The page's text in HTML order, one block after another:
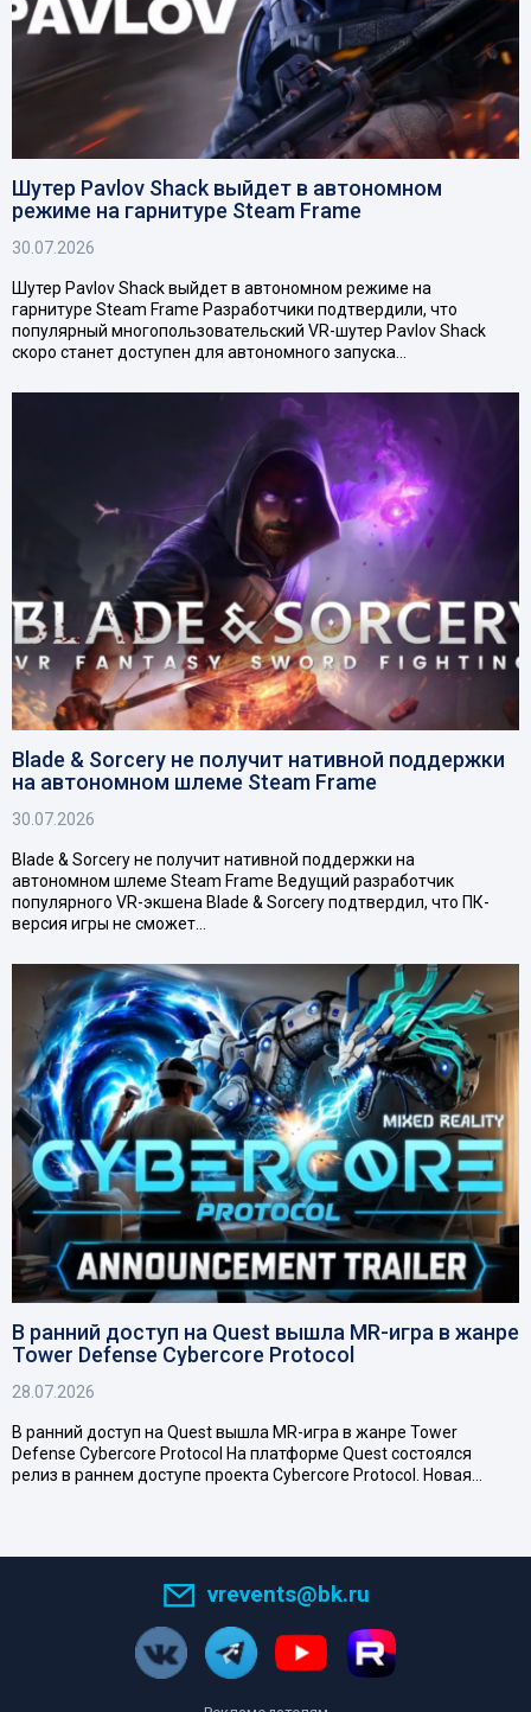
Шутер Pavlov Shack выйдет в автономном
режиме на гарнитуре Steam Frame
30.07.2026
Шутер Pavlov Shack выйдет в автономном режиме на
гарнитуре Steam Frame Разработчики подтвердили, что
популярный многопользовательский VR-шутер Pavlov Shack
скоро станет доступен для автономного запуска…
Blade & Sorcery не получит нативной поддержки
на автономном шлеме Steam Frame
30.07.2026
Blade & Sorcery не получит нативной поддержки на
автономном шлеме Steam Frame Ведущий разработчик
популярного VR-экшена Blade & Sorcery подтвердил, что ПК-
версия игры не сможет…
В ранний доступ на Quest вышла MR-игра в жанре
Tower Defense Cybercore Protocol
28.07.2026
В ранний доступ на Quest вышла MR-игра в жанре Tower
Defense Cybercore Protocol На платформе Quest состоялся
релиз в раннем доступе проекта Cybercore Protocol. Новая…
vrevents@bk.ru